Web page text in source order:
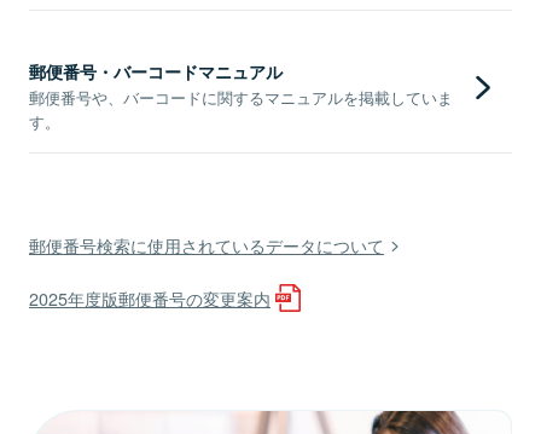
郵便番号・バーコードマニュアル
郵便番号や、バーコードに関するマニュアルを掲載していま
す。
郵便番号検索に使用されているデータについて
2025年度版郵便番号の変更案内